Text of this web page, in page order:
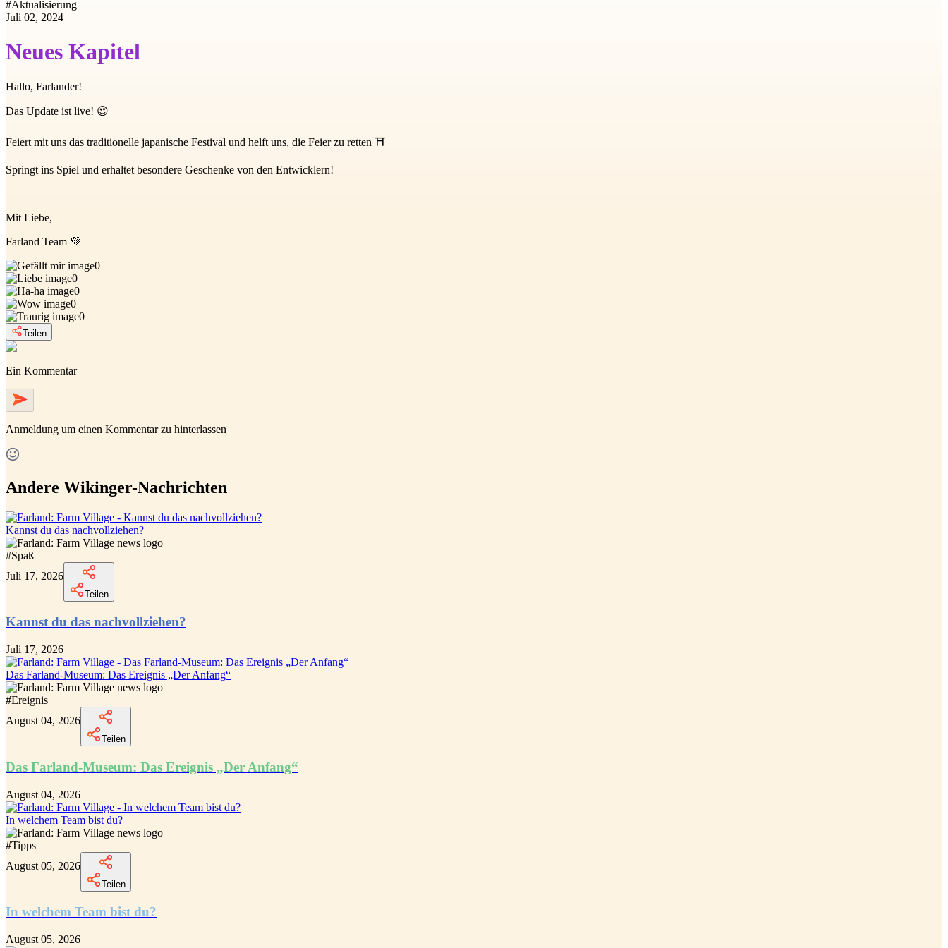
#Aktualisierung
Juli 02, 2024
Neues Kapitel
Hallo, Farlander!
Das Update ist live! 😍
Feiert mit uns das traditionelle japanische Festival und helft uns, die Feier zu retten ⛩
Springt ins Spiel und erhaltet besondere Geschenke von den Entwicklern!
Mit Liebe,
Farland Team 💜
0
0
0
0
0
Teilen
Ein Kommentar
Anmeldung um einen Kommentar zu hinterlassen
Andere Wikinger-Nachrichten
Kannst du das nachvollziehen?
#Spaß
Juli 17, 2026
Teilen
Kannst du das nachvollziehen?
Juli 17, 2026
Das Farland-Museum: Das Ereignis „Der Anfang“
#Ereignis
August 04, 2026
Teilen
Das Farland-Museum: Das Ereignis „Der Anfang“
August 04, 2026
In welchem Team bist du?
#Tipps
August 05, 2026
Teilen
In welchem Team bist du?
August 05, 2026